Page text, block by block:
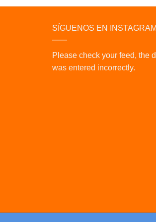
SÍGUENOS EN INSTAGRAM
Please check your feed, the
was entered incorrectly.